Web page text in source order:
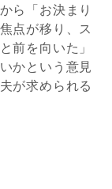
ら「お決まり
点が移り、ス
前を向いた」
かという意見
が求められる